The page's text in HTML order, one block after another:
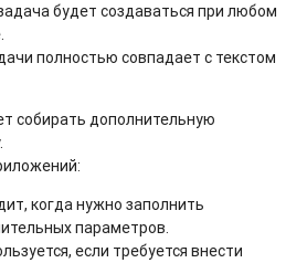
будет создаваться при любом
полностью совпадает с текстом
собирать дополнительную
когда нужно заполнить
параметров.
если требуется внести